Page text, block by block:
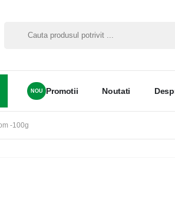
Promotii Noutati
-100g